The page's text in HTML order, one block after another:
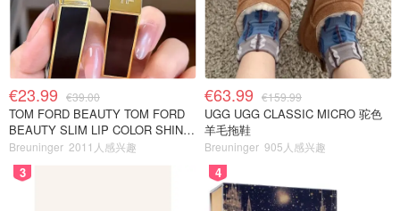
€23.99 €39.00
TOM FORD BEAUTY TOM FORD
BEAUTY SLIM LIP COLOR SHINE
口红 open back色
Breuninger 2011人感兴趣
€63.99 €159.99
UGG UGG CLASSIC MICRO 驼色
羊毛拖鞋
Breuninger 905人感兴趣
3 4